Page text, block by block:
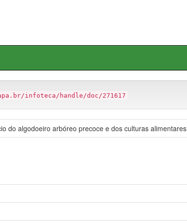
infoteca/handle/doc/271617
do algodoeiro arbóreo precoce e dos culturas